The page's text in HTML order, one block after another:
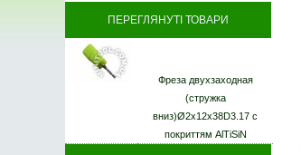
ПЕРЕГЛЯНУТІ ТОВАРИ
Фреза двухзаходная
(стружка
вниз)Ø2x12x38D3.17 с
покриттям AlTiSiN